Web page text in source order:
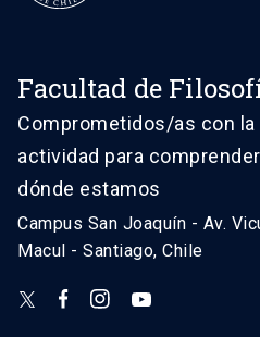
Facultad de
Comprometidos/as con
actividad para
dónde estamos
Campus San Joaquín - Av.
Macul - Santiago, Chile